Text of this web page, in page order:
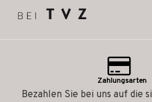
Zahlungsarten
Bezahlen Sie bei uns auf die